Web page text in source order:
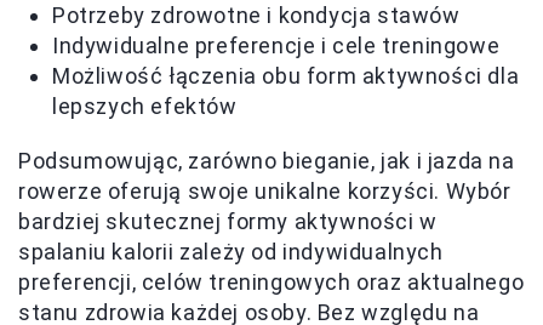
Potrzeby zdrowotne i kondycja stawów
Indywidualne preferencje i cele treningowe
Możliwość łączenia obu form aktywności dla
lepszych efektów
Podsumowując, zarówno bieganie, jak i jazda na
rowerze oferują swoje unikalne korzyści. Wybór
bardziej skutecznej formy aktywności w
spalaniu kalorii zależy od indywidualnych
preferencji, celów treningowych oraz aktualnego
stanu zdrowia każdej osoby. Bez względu na